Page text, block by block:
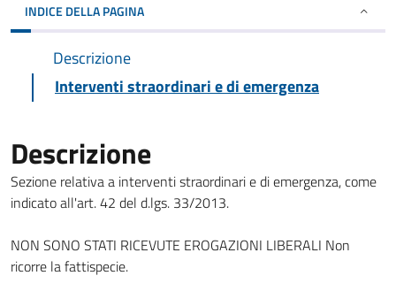
INDICE DELLA PAGINA
Descrizione
Interventi straordinari e di emergenza
Descrizione
Sezione relativa a interventi straordinari e di emergenza, come
indicato all'art. 42 del d.lgs. 33/2013.
NON SONO STATI RICEVUTE EROGAZIONI LIBERALI Non
ricorre la fattispecie.